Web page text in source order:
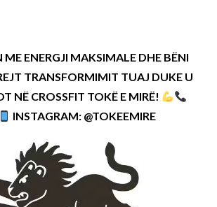
ME ENERGJI MAKSIMALE DHE BËNI
TRANSFORMIMIT TUAJ DUKE U
NË CROSSFIT TOKË E MIRË!
INSTAGRAM: @TOKEEMIRE